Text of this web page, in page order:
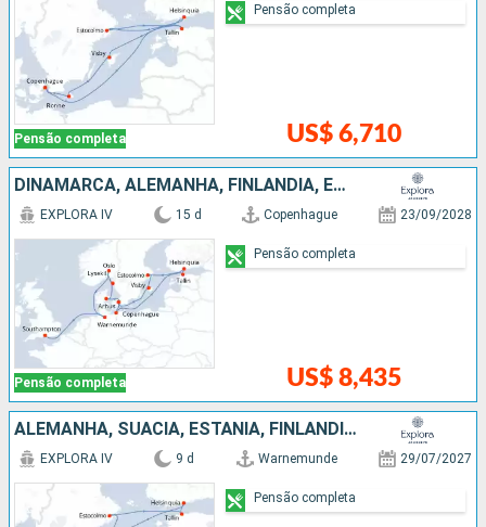
Pensão completa US$ 6,710
Pensão completa
DINAMARCA, ALEMANHA, FINLÃNDIA, ESTÃNIA, SUÃCIA, NORUEGA
Pensão completa
EXPLORA IV 15 d Copenhague 23/09/2028
US$ 8,435
Pensão completa
ALEMANHA, SUÃCIA, ESTÃNIA, FINLÃNDIA, DINAMARCA
EXPLORA IV 9 d Warnemunde 29/07/2027
Pensão completa